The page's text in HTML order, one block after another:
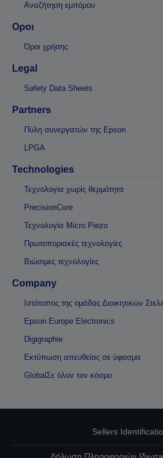
Αναζήτηση εμπόρου
Οροι
Όροι χρήσης
Legal
Safety Data Sheets
Partners
Πύλη συνεργατών της Epson
LPGA
Technologies
Τεχνολογία χωρίς θερμότητα
PrecisionCore
Τεχνολογία Micro Piezo
Πρωτοποριακές τεχνολογίες
Βιώσιμες τεχνολογίες
Company
Ιστότοπος της ομάδας Διοικητικών
Epson Europe Electronics
Digigraphie
Εκτύπωση απευθείας σε ύφασμα
GlobalΣε όλον τον κόσμο
Sellers